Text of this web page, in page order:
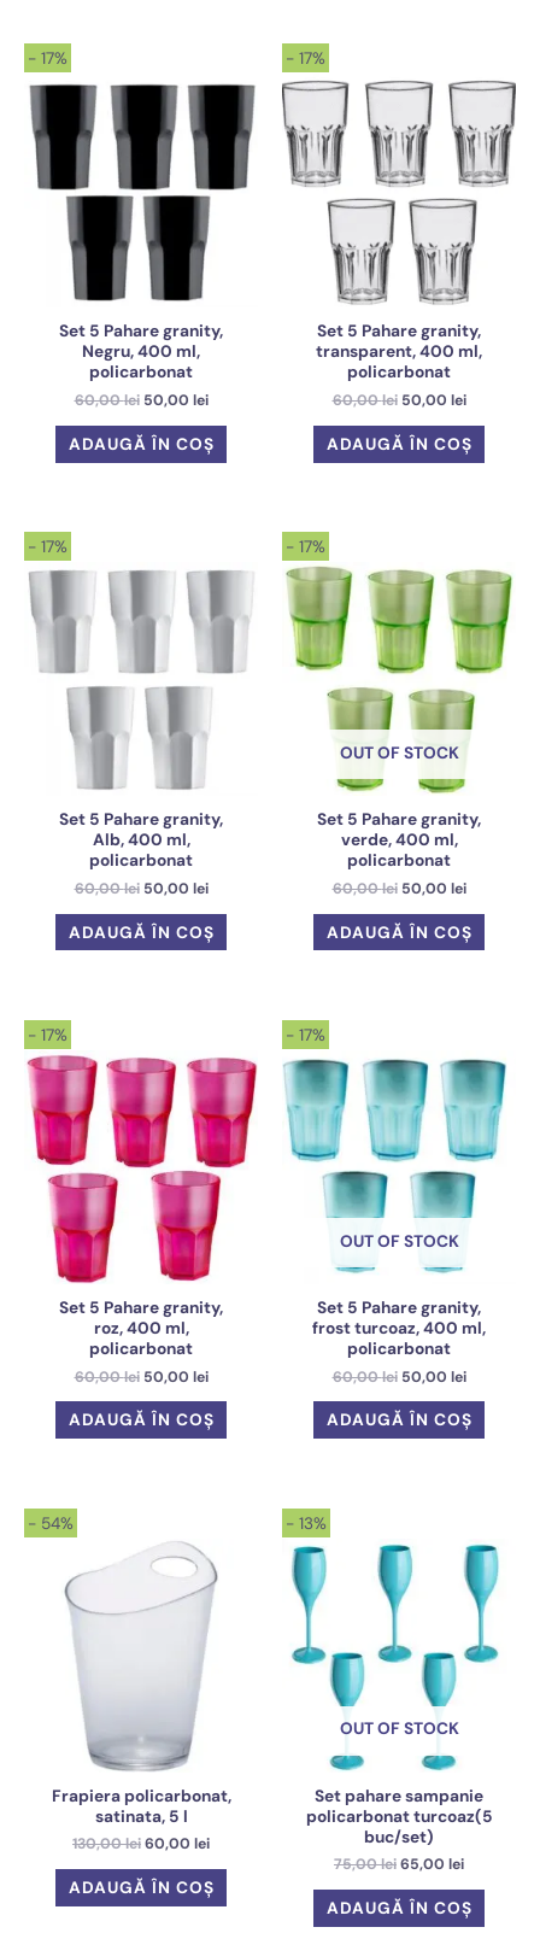
- 17%
Set 5 Pahare granity,
Negru, 400 ml,
policarbonat
60,00lei Prețul
a
50,00 leiPrețul
este:
50,00 lei.
ADAUGĂ ÎN COȘ
- 17%
Set 5 Pahare granity,
transparent, 400 ml,
policarbonat
60,00lei Prețul
a
50,00 leiPrețul
este:
50,00 lei.
ADAUGĂ ÎN COȘ
- 17%
Set 5 Pahare granity,
Alb, 400 ml,
policarbonat
60,00lei Prețul
a
50,00 leiPrețul
este:
50,00 lei.
ADAUGĂ ÎN COȘ
- 17%
OUT OF STOCK
Set 5 Pahare granity,
verde, 400 ml,
policarbonat
60,00lei Prețul
a
50,00 leiPrețul
este:
50,00 lei.
ADAUGĂ ÎN COȘ
- 17%
Set 5 Pahare granity,
roz, 400 ml,
policarbonat
60,00lei Prețul
a
50,00 leiPrețul
este:
50,00 lei.
ADAUGĂ ÎN COȘ
- 17%
OUT OF STOCK
Set 5 Pahare granity,
frost turcoaz, 400 ml,
policarbonat
60,00lei Prețul
a
50,00 leiPrețul
este:
50,00 lei.
ADAUGĂ ÎN COȘ
- 54%
Frapiera policarbonat,
satinata, 5 l
130,00leiPrețul
60,00 leiPrețul
este:
60,00 lei.
ADAUGĂ ÎN COȘ
- 13%
OUT OF STOCK
Set pahare sampanie
policarbonat turcoaz(5
buc/set)
75,00leiPrețul
a
65,00 leiPrețul
este:
65,00 lei.
ADAUGĂ ÎN COȘ